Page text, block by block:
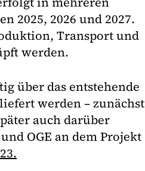
2025, 2026 und 2027.
Transport und
werden.
über das entstehende
werden – zunächst
auch darüber
OGE an dem Projekt